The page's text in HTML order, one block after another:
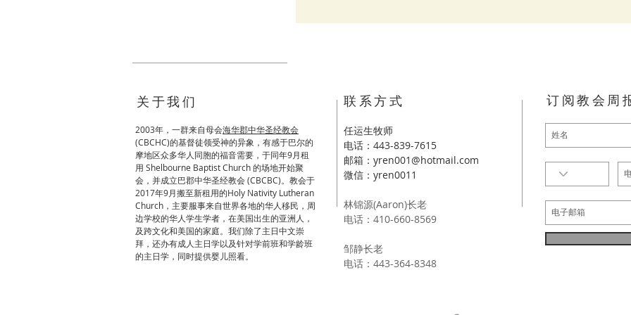
关于我们
2003年，一群来自母会海华郡中华圣经教会
(CBCHC)的基督徒领受神的异象，有感于巴尔的
摩地区众多华人同胞的福音需要，于同年9月租
用 Shelbourne Baptist Church 的场地开始聚
会，并成立巴郡中华圣经教会 (CBCBC)。教会于
2017年9月搬至新租用的Holy Nativity Lutheran
Church，主要服事来自世界各地的华人移民，周
边学校的华人学生学者，在美国出生的亚洲人，
及跨文化和美国的家庭。我们除了主日中文崇
拜，还办有成人主日学以及针对学前班和学龄班
的主日学，同时提供婴儿照看。
​联系方式
任运生牧师
电话：443-839-7615
邮箱： yren001@hotmail.com
​微信：yren0011
林锦源(Aaron)长老
电话：410-660-8569
邹静长老
​电话：443-364-8348
订阅教会周